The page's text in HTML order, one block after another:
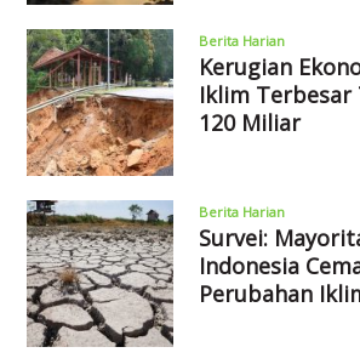
Berita Harian
Kerugian
Iklim Terbesar
120 Miliar
Berita Harian
Survei:
Indonesia
Perubahan